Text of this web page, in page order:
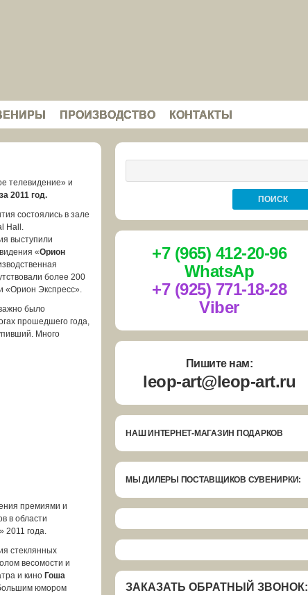
ПРОИЗВОДСТВО КОНТАКТЫ
телевидение» и
2011 год.
состоялись в зале
Hall.
выступили
«Орион
более 200
«Орион Экспресс».
было
прошедшего года,
Много
премиями и
в области
2011 года.
стеклянных
весомости и
и кино Гоша
юмором
+7 (965) 412-20-96
WhatsAp
+7 (925) 771-18-28
Viber
Пишите нам:
leop-art@leop-art.ru
НАШ ИНТЕРНЕТ-МАГАЗИН ПОДАРКОВ
МЫ ДИЛЕРЫ ПОСТАВЩИКОВ СУВЕНИРКИ:
ЗАКАЗАТЬ ОБРАТНЫЙ ЗВОНОК: